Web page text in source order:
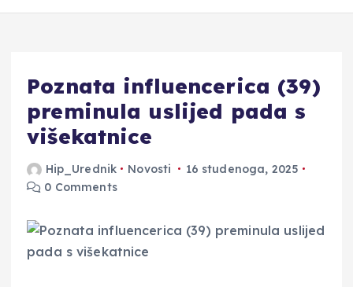
Poznata influencerica (39)
preminula uslijed pada s
višekatnice
Hip_Urednik Novosti
16 studenoga, 2025
0 Comments